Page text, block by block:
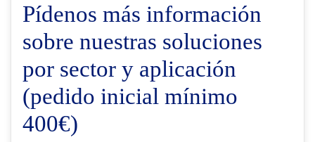
Pídenos más información
sobre nuestras soluciones
por sector y aplicación
(pedido inicial mínimo
400€)